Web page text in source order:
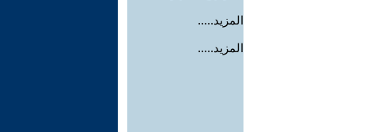
المزيد.....
المزيد.....